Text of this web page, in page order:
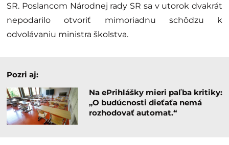
SR. Poslancom Národnej rady SR sa v utorok dvakrát
nepodarilo otvoriť mimoriadnu schôdzu k
odvolávaniu ministra školstva.
Pozri aj:
Na ePrihlášky mieri paľba kritiky:
„O budúcnosti dieťaťa nemá
rozhodovať automat.“